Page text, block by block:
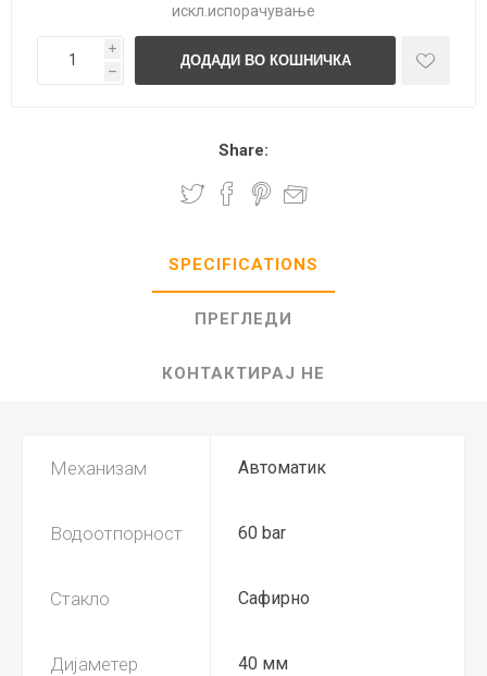
искл. испорачување
i
h
Share:
SPECIFICATIONS
ПРЕГЛЕДИ
КОНТАКТИРАЈ НЕ
Механизам Автоматик
Водоотпорност 60 bar
Стакло Сафирно
Дијаметер 40 мм